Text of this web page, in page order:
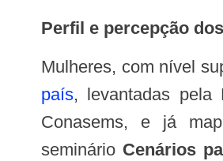
Perfil e percepção
Mulheres, com nível
país, levantadas pela
Conasems, e já
seminário Cenários